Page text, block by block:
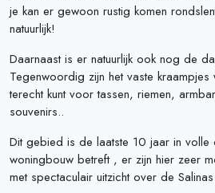
je kan er gewoon rustig komen
natuurlijk!
Daarnaast is er natuurlijk ook nog de
Tegenwoordig zijn het vaste
terecht kunt voor tassen, riemen,
souvenirs..
Dit gebied is de laatste 10 jaar in volle
woningbouw betreft , er zijn hier zeer
met spectaculair uitzicht over de